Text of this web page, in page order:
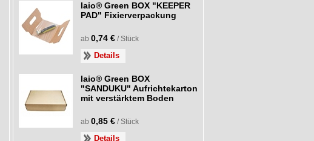
laio® Green BOX "KEEPER
PAD" Fixierverpackung
ab 0,74 € / Stück
Details
laio® Green BOX
"SANDUKU" Aufrichtekarton
mit verstärktem Boden
ab 0,85 € / Stück
Details